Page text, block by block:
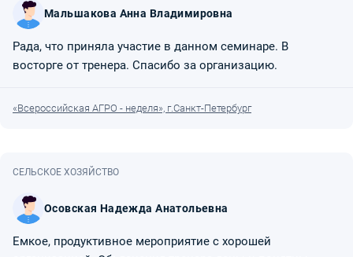
Мальшакова Анна Владимировна
Рада, что приняла участие в данном семинаре. В
восторге от тренера. Спасибо за организацию.
«Всероссийская АГРО - неделя», г.Санкт-Петербург
СЕЛЬСКОЕ ХОЗЯЙСТВО
Осовская Надежда Анатольевна
Емкое, продуктивное мероприятие с хорошей